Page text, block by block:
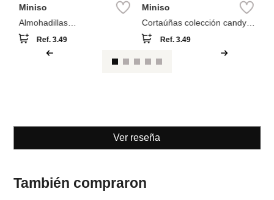
Miniso
Almohadillas
desmaquillantes reutilizables
Ref.3.49
Miniso
Cortaúñas colección candy
paradise
Ref. 3.49
Ver reseña
También compraron